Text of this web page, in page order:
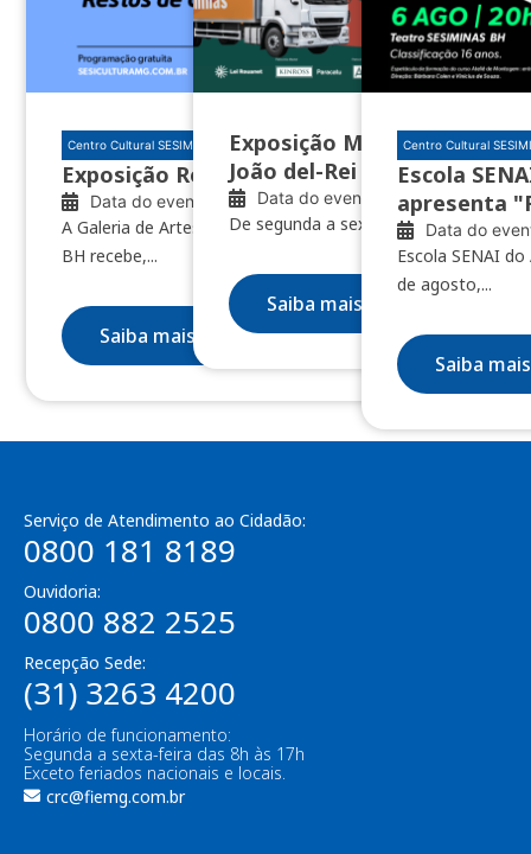
Centro Cultural SESIMINAS BH
Exposição Restos de clareúme
Data do evento: 10/07/2026
A Galeria de Artes do Centro Cultural SESIMINAS
BH recebe,...
Saiba mais
Exposição Minas das Minas
João del-Rei e Nazareno
Data do evento: 04/08/2026
De segunda a sexta, das 8h às 18h
Saiba mais
Centro Cultural
Escola
apresenta
Data do
Escola SENAI
de agosto,...
Saiba mais
Serviço de Atendimento ao Cidadão:
0800 181 8189
Ouvidoria:
0800 882 2525
Recepção Sede:
(31) 3263 4200
Horário de funcionamento:
Segunda a sexta-feira das 8h às 17h
Exceto feriados nacionais e locais.
crc@fiemg.com.br